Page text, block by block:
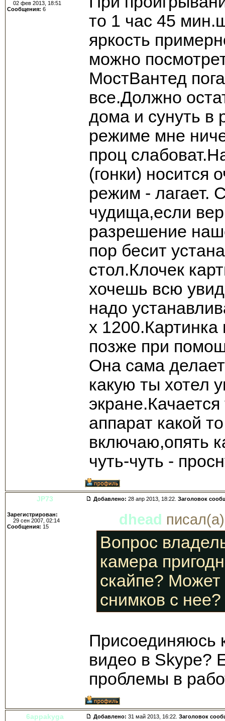
02 фев 2013, 18:51
Сообщения: 6
то 1 час 45
яркость
можно
МостВантед
все.Должно
дома и сунуть в
режиме мне
проц
(гонки) носится
режим - лагает.
чудища,если
разрешение
пор бесит
стол.Клочек
хочешь всю
надо
х 1200.Картинка
позже при
Она сама
какую ты хотел
аппарат какой
включаю,опять
чуть-чуть -
JP73 Добавлено: 28 апр 2013, 18:22. Заголовок
Зарегистрирован:
29 сен 2007, 02:14
Сообщения: 15 dhead
Вопрос
камера
скайпе? Может
снимков с нее?
Присоединяюсь
видео в Skype?
проблемы в
6appakyga Добавлено: 31 май 2013, 16:22. Заголовок